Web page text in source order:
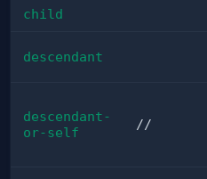
child
descendant
descendant-
or-self
//